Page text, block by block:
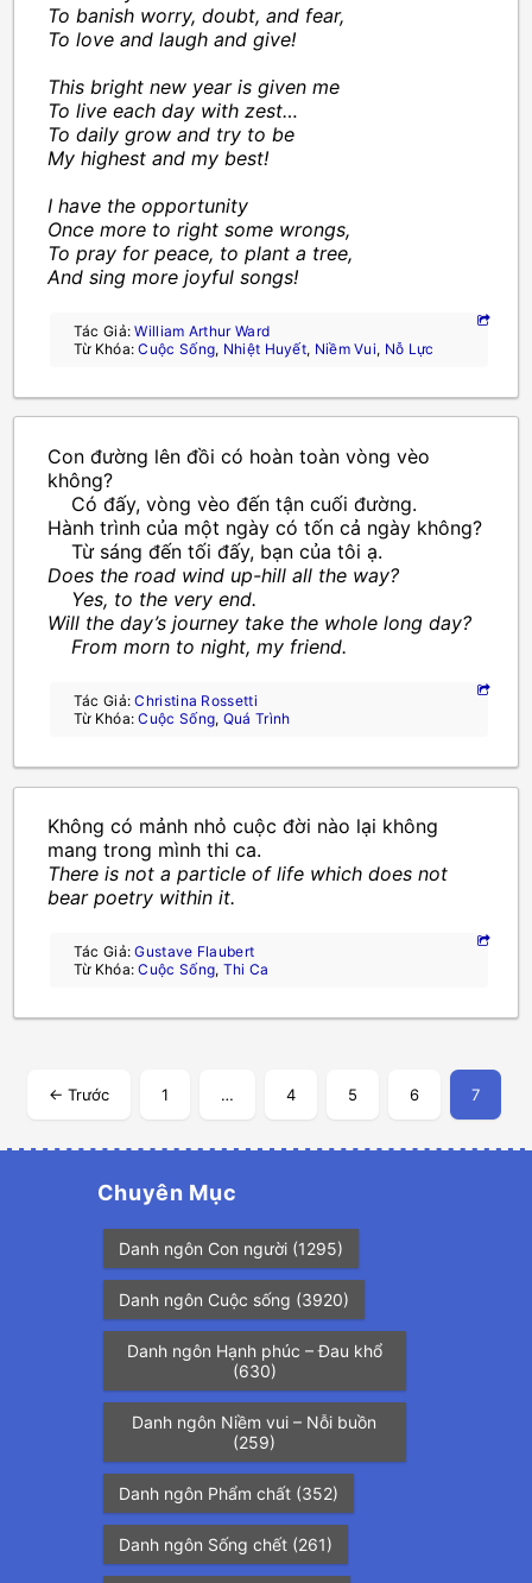
To banish worry, doubt, and fear,
To love and laugh and give!
This bright new year is given me
To live each day with zest…
To daily grow and try to be
My highest and my best!
I have the opportunity
Once more to right some wrongs,
To pray for peace, to plant a tree,
And sing more joyful songs!
Tác Giả:William Arthur Ward
Từ Khóa:Cuộc Sống, Nhiệt Huyết, Niềm Vui, Nỗ Lực
Con đường lên đồi có hoàn toàn vòng vèo
không?
Có đấy, vòng vèo đến tận cuối đường.
Hành trình của một ngày có tốn cả ngày không?
Từ sáng đến tối đấy, bạn của tôi ạ.
Does the road wind up-hill all the way?
Yes, to the very end.
Will the day’s journey take the whole long day?
From morn to night, my friend.
Tác Giả:Christina Rossetti
Từ Khóa:Cuộc Sống, Quá Trình
Không có mảnh nhỏ cuộc đời nào lại không
mang trong mình thi ca.
There is not a particle of life which does not
bear poetry within it.
Tác Giả:Gustave Flaubert
Từ Khóa:Cuộc Sống, Thi Ca
viết
← Trước 1 … 4 5 6 7
Chuyên Mục
Danh ngôn Con người(1295)
Danh ngôn Cuộc sống (3920)
Danh ngôn Hạnh phúc – Đau khổ
(630)
Danh ngôn Niềm vui – Nỗi buồn
(259)
Danh ngôn Phẩm chất(352)
Danh ngôn Sống chết(261)